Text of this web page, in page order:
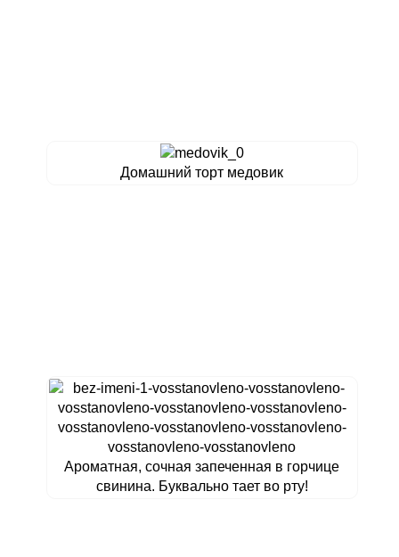
Домашний торт медовик
Ароматная, сочная запеченная в горчице
свинина. Буквально тает во рту!